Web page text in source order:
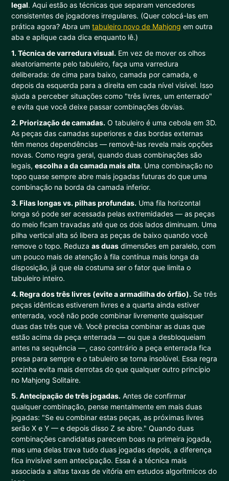
legal. Aqui estão as técnicas que separam vencedores
consistentes de jogadores irregulares. (Quer colocá-las em
prática agora? Abra umtabuleiro novo de Mahjong em outra
aba e aplique cada dica enquanto lê.)
1. Técnica de varredura visual. Em vez de mover os olhos
aleatoriamente pelo tabuleiro, faça uma varredura
deliberada: de cima para baixo, camada por camada, e
depois da esquerda para a direita em cada nível visível. Isso
ajuda a perceber situações como "três livres, um enterrado"
e evita que você deixe passar combinações óbvias.
2. Priorização de camadas. O tabuleiro é uma cebola em 3D.
As peças das camadas superiores e das bordas externas
têm menos dependências — removê-las revela mais opções
novas. Como regra geral, quando duas combinações são
legais,escolha a da camada mais alta. Uma combinação no
topo quase sempre abre mais jogadas futuras do que uma
combinação na borda da camada inferior.
3. Filas longas vs. pilhas profundas. Uma fila horizontal
longa só pode ser acessada pelas extremidades — as peças
do meio ficam travadas até que os dois lados diminuam. Uma
pilha vertical alta só libera as peças de baixo quando você
remove o topo. Reduzaas duas dimensões em paralelo, com
um pouco mais de atenção à fila contínua mais longa da
disposição, já que ela costuma ser o fator que limita o
tabuleiro inteiro.
4. Regra dos três livres (evite a armadilha do órfão). Se três
peças idênticas estiverem livres e a quarta ainda estiver
enterrada, você não pode combinar livremente quaisquer
duas das três que vê. Você precisa combinar as duas que
estão acima da peça enterrada — ou que a desbloqueiam
antes na sequência —, caso contrário a peça enterrada fica
presa para sempre e o tabuleiro se torna insolúvel. Essa regra
sozinha evita mais derrotas do que qualquer outro princípio
no Mahjong Solitaire.
5. Antecipação de três jogadas. Antes de confirmar
qualquer combinação, pense mentalmente em mais duas
jogadas: "Se eu combinar estas peças, as próximas livres
serão X e Y — e depois disso Z se abre." Quando duas
combinações candidatas parecem boas na primeira jogada,
mas uma delas trava tudo duas jogadas depois, a diferença
fica invisível sem antecipação. Essa é a técnica mais
associada a altas taxas de vitória em estudos algorítmicos do